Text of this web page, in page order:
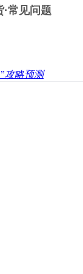
·常见问题
攻略预测